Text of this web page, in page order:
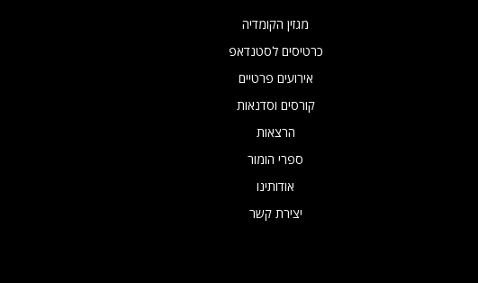
מגזין הקומדיה
כרטיסים לסטנדאפ
אירועים פרטיים
קורסים וסדנאות
הרצאות
ספרי הומור
אודותינו
יצירת קשר